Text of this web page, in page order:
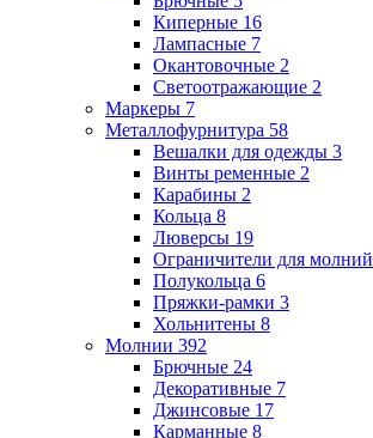
Киперные 16
Лампасные 7
Окантовочные 2
Светоотражающие 2
Маркеры 7
Металлофурнитура 58
Вешалки для одежды 3
Винты ременные 2
Карабины 2
Кольца 8
Люверсы 19
Ограничители для молний
Полукольца 6
Пряжки-рамки 3
Хольнитены 8
Молнии 392
Брючные 24
Декоративные 7
Джинсовые 17
Карманные 8